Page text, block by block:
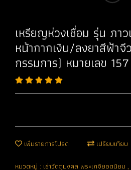
เหรียญห่วงเชื่อม รุ่น ภา
หน้ากากเงิน/ลงยาสีฟ้าจี
กรรมการ) หมายเลข
เพิ่มรายการโปรด เปรียบเทียบ
หมวดหมู่ : เช่าวัตถุมงคล พระเกจิยอดนิยม ,